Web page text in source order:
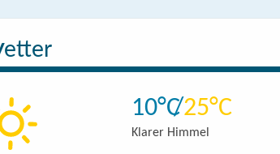
der Kommunikation im Sitzen vorhanden
etter
10 25
Klarer Himmel